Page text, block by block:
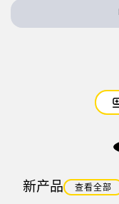
新产品 查看全部